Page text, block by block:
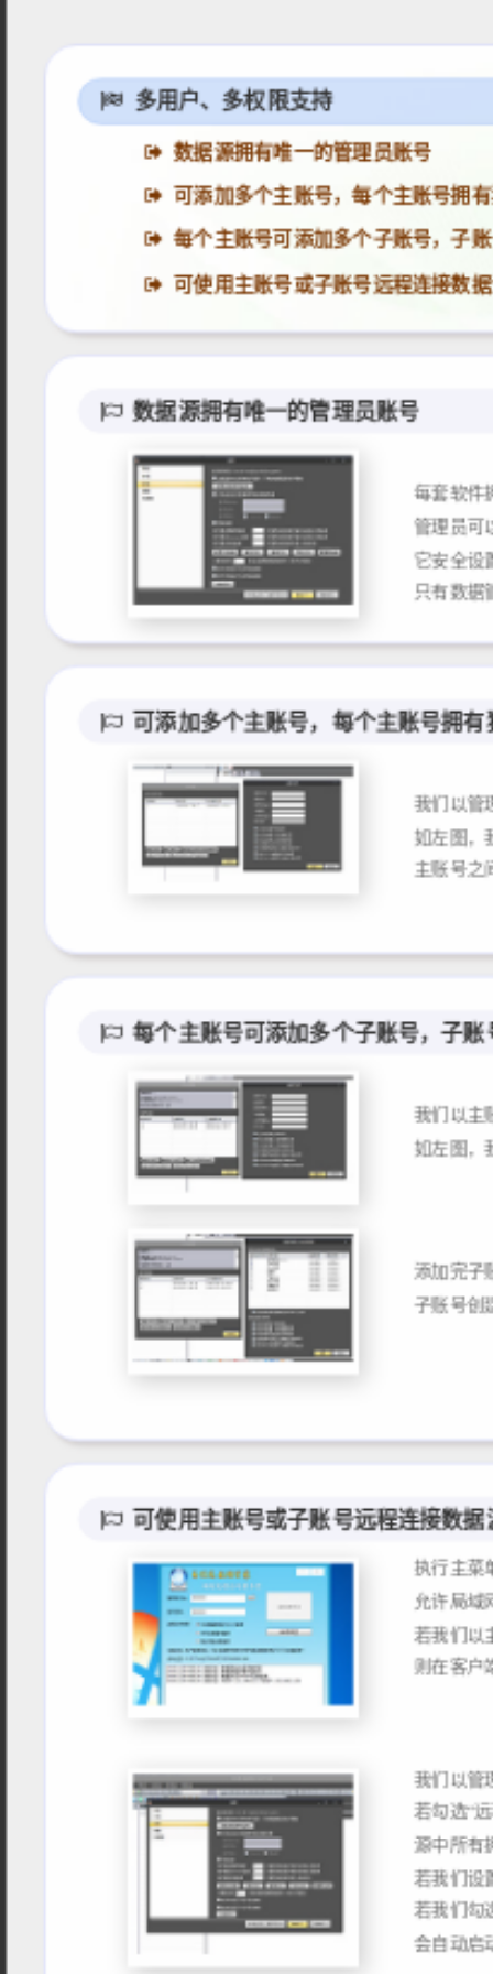
多用户、多权限支持
数据源拥有唯一的管理员账号
可添加多个主账号，每个主账号拥
每个主账号可添加多个子账号，子
可使用主账号或子账号远程连接数
数据源拥有唯一的管理员账号
每套软件
管理员可
它安全设
可添加多个主账号，每个主账号拥有
我们以管
如左图，
每个主账号可添加多个子账号，子
我们以主
添加完子
可使用主账号或子账号远程连接数
执行主菜
允许局域
若我们以
我们以管
若勾选“
源中所有
若我们设
若我们勾